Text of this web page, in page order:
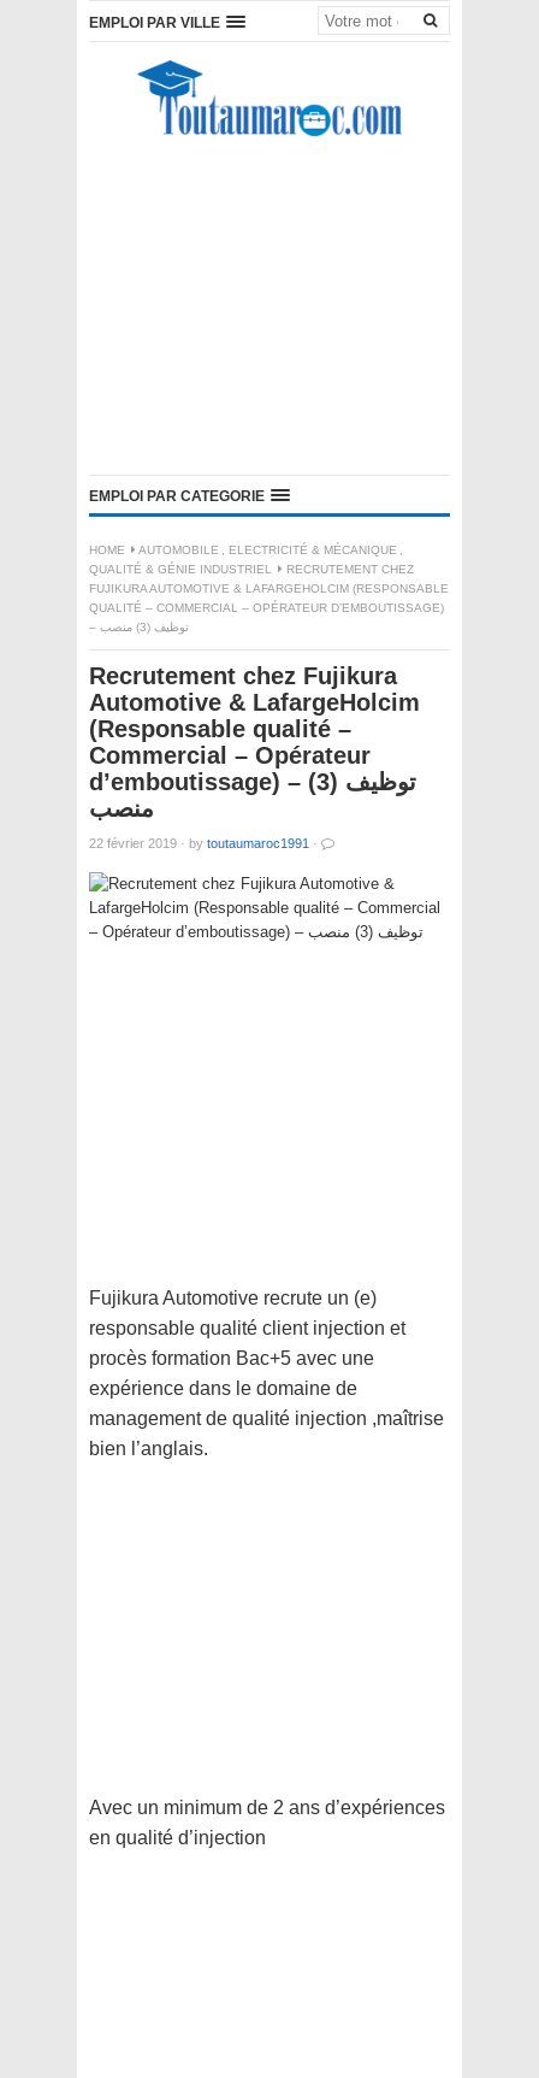
EMPLOI PAR VILLE
EMPLOI PAR CATEGORIE
HOME AUTOMOBILE , ELECTRICITÉ & MÉCANIQUE ,
QUALITÉ & GÉNIE INDUSTRIEL
RECRUTEMENT CHEZ
FUJIKURA AUTOMOTIVE & LAFARGEHOLCIM (RESPONSABLE
QUALITÉ – COMMERCIAL – OPÉRATEUR D’EMBOUTISSAGE)
– توظيف (3) منصب
Recrutement chez Fujikura
Automotive & LafargeHolcim
(Responsable qualité –
Commercial – Opérateur
d’emboutissage) – توظيف (3)
منصب
22 février 2019 · by toutaumaroc1991 ·
Fujikura Automotive recrute un (e)
responsable qualité client injection et
procès formation Bac+5 avec une
expérience dans le domaine de
management de qualité injection ,maîtrise
bien l’anglais.
Avec un minimum de 2 ans d’expériences
en qualité d’injection